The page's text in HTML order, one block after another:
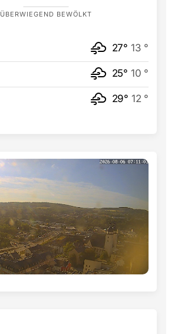
ÜBERWIEGEND BEWÖLKT
27° 13 °
25° 10 °
29° 12 °